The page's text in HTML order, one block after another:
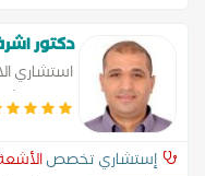
دكتور
استشاري
قسم
إستشاري تخصص